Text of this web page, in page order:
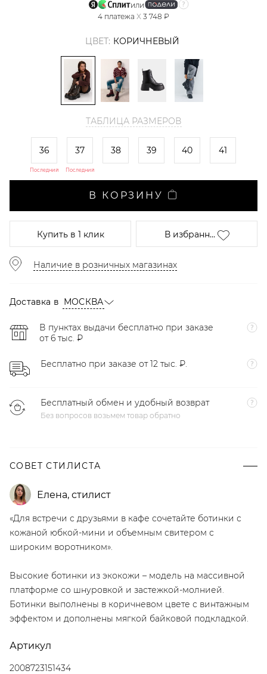
или
4 платежа X 3 748 ₽
ЦВЕТ: КОРИЧНЕВЫЙ
ТАБЛИЦА РАЗМЕРОВ
36
Последний
37
Последний
38 39 40 41
В КОРЗИНУ
Купитьв 1 клик В избранн...
Наличие в розничных магазинах
Доставка в МОСКВА
В пунктах выдачи бесплатно при заказе
от 6 тыс. ₽
Бесплатно при заказе от 12 тыс. ₽.
Бесплатный обмен и удобный возврат
Без вопросов возьмем товар обратно
СОВЕТ СТИЛИСТА
Елена, стилист
«Для встречи с друзьями в кафе сочетайте ботинки с
кожаной юбкой-мини и объемным свитером с
широким воротником».
Высокие ботинки из экокожи – модель на массивной
платформе со шнуровкой и застежкой-молнией.
Ботинки выполнены в коричневом цвете с винтажным
эффектом и дополнены мягкой байковой подкладкой.
Артикул
2008723151434